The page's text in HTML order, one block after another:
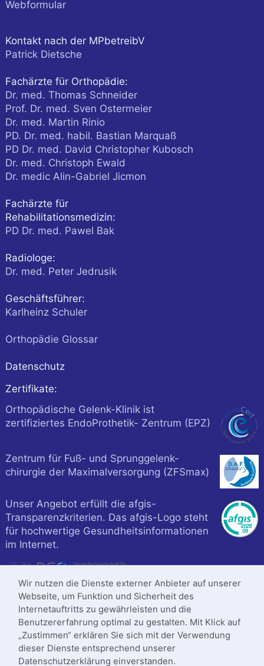
Webformular
Kontakt nach der MPbetreibV
Patrick Dietsche
Fachärzte für Orthopädie:
Dr. med. Thomas Schneider
Prof. Dr. med. Sven Ostermeier
Dr. med. Martin Rinio
PD. Dr. med. habil. Bastian Marquaß
PD Dr. med. David Christopher Kubosch
Dr. med. Christoph Ewald
Dr. medic Alin-Gabriel Jicmon
Fachärzte für
Rehabilitationsmedizin:
PD Dr. med. Pawel Bak
Radiologe:
Dr. med. Peter Jedrusik
Geschäftsführer:
Karlheinz Schuler
Orthopädie Glossar
Datenschutz
Zertifikate:
Orthopädische Gelenk-Klinik ist
zertifiziertes EndoProthetik- Zentrum (EPZ)
Zentrum für Fuß- und Sprunggelenk-
chirurgie der Maximalversorgung (ZFSmax)
Unser Angebot erfüllt die afgis-
Transparenzkriterien. Das afgis-Logo steht
für hochwertige Gesundheitsinformationen
im Internet.
Wir nutzen die Dienste externer Anbieter auf unserer
Webseite, um Funktion und Sicherheit des
Internetauftritts zu gewährleisten und die
Benutzererfahrung optimal zu gestalten. Mit Klick auf
„Zustimmen“ erklären Sie sich mit der Verwendung
dieser Dienste entsprechend unserer
Datenschutzerklärung einverstanden.